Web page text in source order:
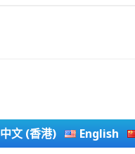
中文 (香港) English